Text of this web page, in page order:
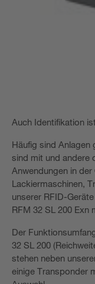
Auch Identifikation
Häufig sind Anlagen
sind mit und andere
Anwendungen in
Lackiermaschinen,
unserer RFID-
RFM 32 SL 200 Exn
Der
32 SL 200
stehen neben
einige Transponder